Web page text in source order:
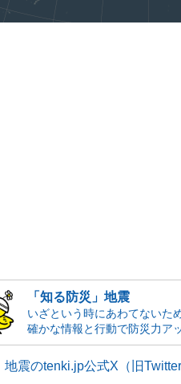
「知る防災」地震
いざという時にあわてないた
確かな情報と行動で防災力ア
地震のtenki.jp公式X（旧Twitter